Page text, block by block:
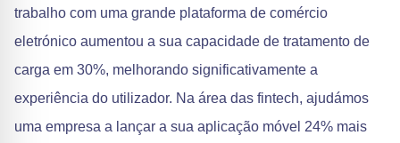
trabalho com uma grande plataforma de comércio
eletrónico aumentou a sua capacidade de tratamento de
carga em 30%, melhorando significativamente a
experiência do utilizador. Na área das fintech, ajudámos
uma empresa a lançar a sua aplicação móvel 24% mais